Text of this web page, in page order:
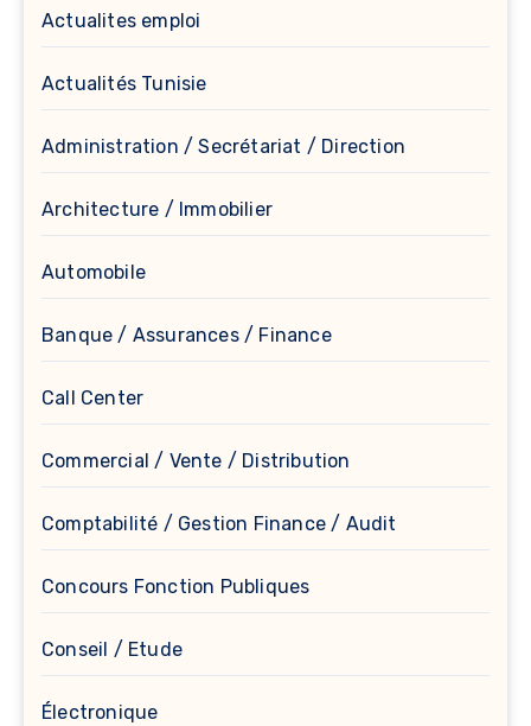
Actualites emploi
Actualités Tunisie
Administration / Secrétariat / Direction
Architecture / Immobilier
Automobile
Banque / Assurances / Finance
Call Center
Commercial / Vente / Distribution
Comptabilité / Gestion Finance / Audit
Concours Fonction Publiques
Conseil / Etude
Électronique